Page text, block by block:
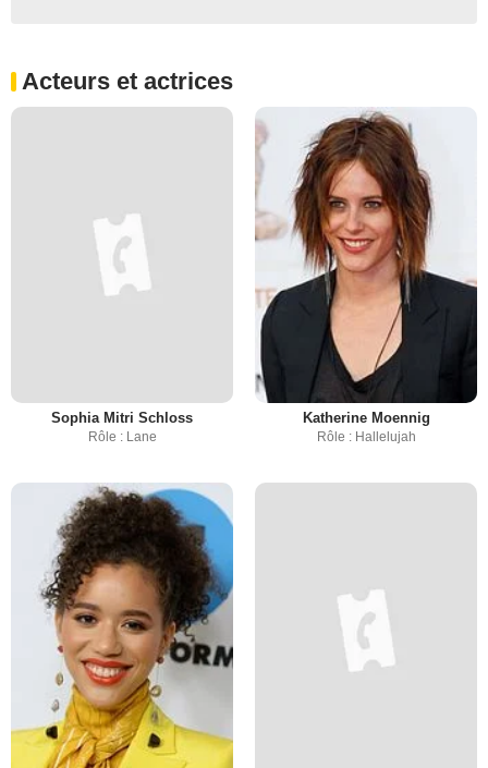
Acteurs et actrices
Sophia Mitri Schloss
Rôle : Lane
Katherine Moennig
Rôle : Hallelujah